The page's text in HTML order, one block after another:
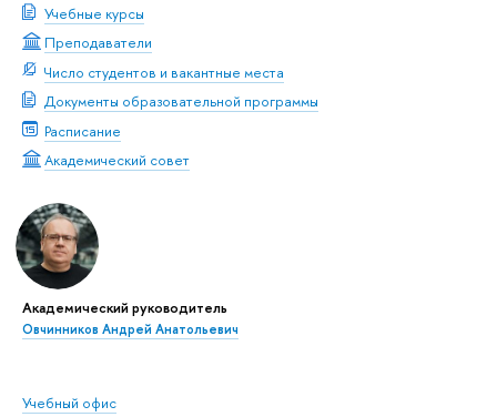
Учебные курсы
Преподаватели
Число студентов и вакантные места
Документы образовательной программы
Расписание
Академический совет
Академический руководитель
Овчинников Андрей Анатольевич
Учебный офис